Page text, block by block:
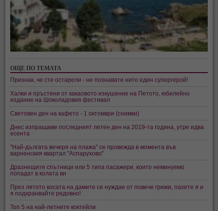
ОЩЕ ПО ТЕМАТА
Признак, че сте остарели - не познавате нито един супергерой!
Халки и пръстени от какаовото изкушение на Петото, юбилейно
издание на Шоколадовия фестивал
Световен ден на кафето - 1 октомври (снимки)
Днес изпращаме последният летен ден на 2019-та година, утре идва
есента
"Най-дългата вечеря на плажа" се провежда в момента във
варненския квартал "Аспарухово"
Дразнещите спътници или 5 типа пасажери, които неминуемо
попадат в колата ви
През лятото косата на дамите се нуждае от повече грижи, пазете я и
я подхранвайте редовно!
Топ 5 на най-летните коктейли